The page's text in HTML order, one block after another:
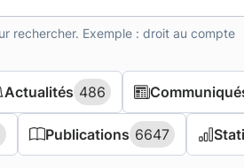
rechercher. Exemple : droit au compte
Actualités 486
Actualités 486
Publications 6647
Publications 6647